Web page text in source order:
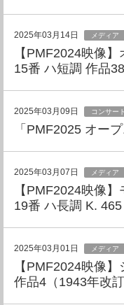
2025年03月14日 メディア
【PMF2024映像
15番 ハ短調 作品38
2025年03月09日 コンサート
「PMF2025 オー
2025年03月07日 メディア
【PMF2024映像
19番 ハ長調 K. 465
2025年03月01日 メディア
【PMF2024映像
作品4（1943年改